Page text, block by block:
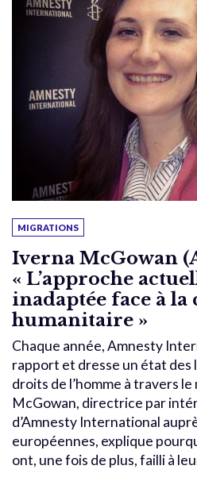
MIGRATIONS
Iverna McGowan
« L’approche
inadaptée face à la
humanitaire »
Chaque année, Amnesty
rapport et dresse un état des
droits de l’homme à travers
McGowan, directrice par
d’Amnesty International
européennes, explique
ont, une fois de plus, failli à